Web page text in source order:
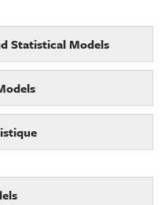
Statistical Models